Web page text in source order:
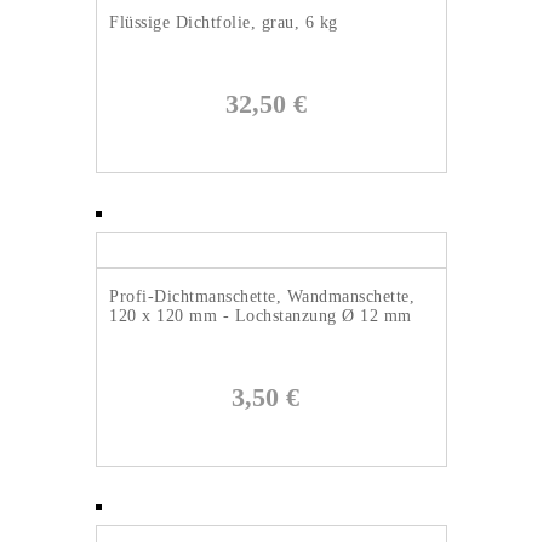
Flüssige Dichtfolie, grau, 6 kg
32,50 €
Profi-Dichtmanschette, Wandmanschette,
120 x 120 mm - Lochstanzung Ø 12 mm
3,50 €